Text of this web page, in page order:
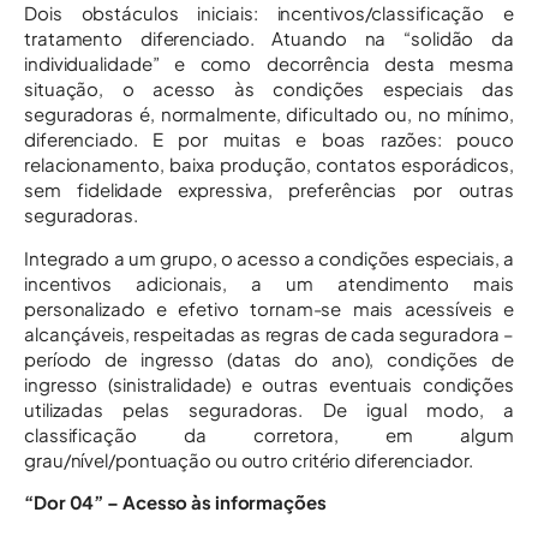
Dois obstáculos iniciais: incentivos/classificação e
tratamento diferenciado. Atuando na “solidão da
individualidade” e como decorrência desta mesma
situação, o acesso às condições especiais das
seguradoras é, normalmente, dificultado ou, no mínimo,
diferenciado. E por muitas e boas razões: pouco
relacionamento, baixa produção, contatos esporádicos,
sem fidelidade expressiva, preferências por outras
seguradoras.
Integrado a um grupo, o acesso a condições especiais, a
incentivos adicionais, a um atendimento mais
personalizado e efetivo tornam-se mais acessíveis e
alcançáveis, respeitadas as regras de cada seguradora –
período de ingresso (datas do ano), condições de
ingresso (sinistralidade) e outras eventuais condições
utilizadas pelas seguradoras. De igual modo, a
classificação da corretora, em algum
grau/nível/pontuação ou outro critério diferenciador.
“Dor 04” – Acesso às informações